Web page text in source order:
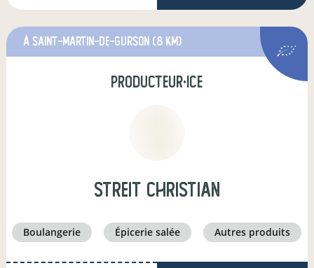
à Saint-Martin-de-Gurson (8 km)
producteur·ice
STREIT Christian
boulangerie épicerie salée autres produits